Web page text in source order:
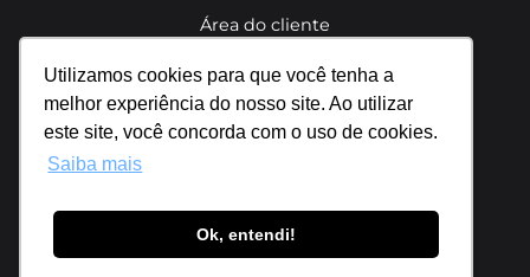
Utilizamos cookies para que você tenha a
melhor experiência do nosso site. Ao utilizar
este site, você concorda com o uso de cookies.
Saiba mais
Ok, entendi!
Área do cliente
De segunda a sexta das 8h às 18h
Política de privacidade
Webmais Sistemas Ltda. | 07.698.596/0001-94